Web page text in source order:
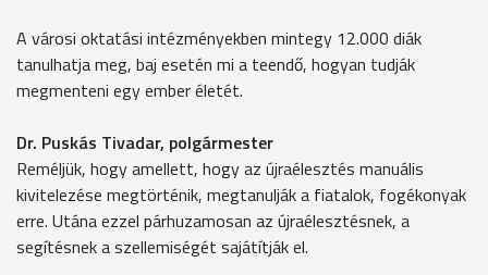
A városi oktatási intézményekben mintegy 12.000 diák
tanulhatja meg, baj esetén mi a teendő, hogyan tudják
megmenteni egy ember életét.
Dr. Puskás Tivadar, polgármester
Reméljük, hogy amellett, hogy az újraélesztés manuális
kivitelezése megtörténik, megtanulják a fiatalok, fogékonyak
erre. Utána ezzel párhuzamosan az újraélesztésnek, a
segítésnek a szellemiségét sajátítják el.